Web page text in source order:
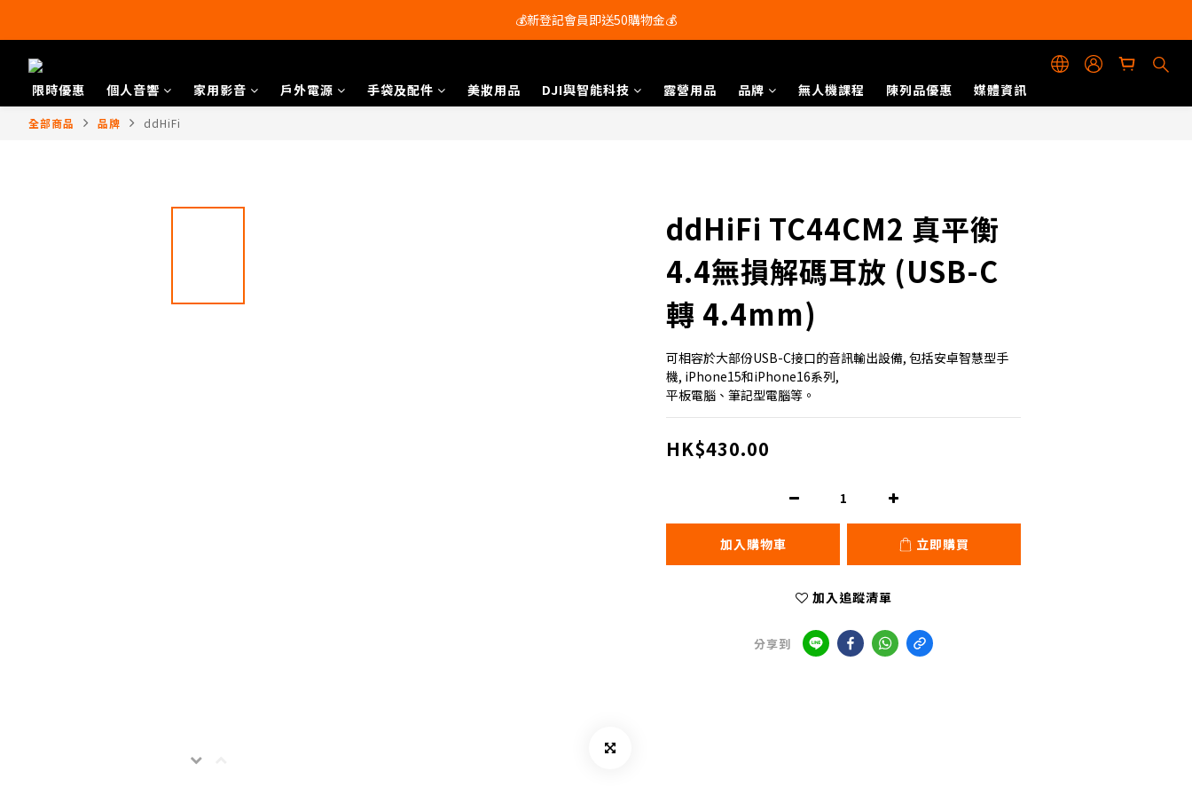
會員尊享購物滿$250即享免運費🚚
💰新登記會員即送50購物金💰
限時優惠
個人音響 家用影音 戶外電源 手袋及配件 美妝用品 DJI與智能科技 露營用品 品牌 無人機課程 陳列品優惠 媒體資訊
全部商品 品牌 ddHiFi
ddHiFi TC44CM2 真平衡
4.4無損解碼耳放 (USB-C
轉 4.4mm)
可相容於大部份USB-C接口的音訊輸出設備, 包括安卓智慧型手
機, iPhone15和iPhone16系列,
平板電腦、筆記型電腦等。
HK$430.00
加入購物車 立即購買
加入追蹤清單
分享到